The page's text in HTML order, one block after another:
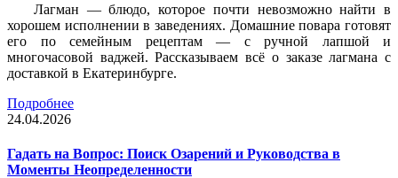
Лагман — блюдо, которое почти невозможно найти в
хорошем исполнении в заведениях. Домашние повара готовят
его по семейным рецептам — с ручной лапшой и
многочасовой ваджей. Рассказываем всё о заказе лагмана с
доставкой в Екатеринбурге.
Подробнее
24.04.2026
Гадать на Вопрос: Поиск Озарений и Руководства в
Моменты Неопределенности